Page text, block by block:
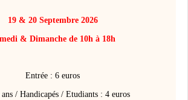
19 & 20 Septembre 2026
& Dimanche de 10h à 18h
Entrée : 6 euros
/ Handicapés / Etudiants : 4 euros